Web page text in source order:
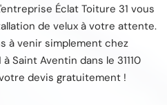
Éclat Toiture 31 vous
de velux à votre attente.
à venir simplement chez
Saint Aventin dans le 31110
devis gratuitement !